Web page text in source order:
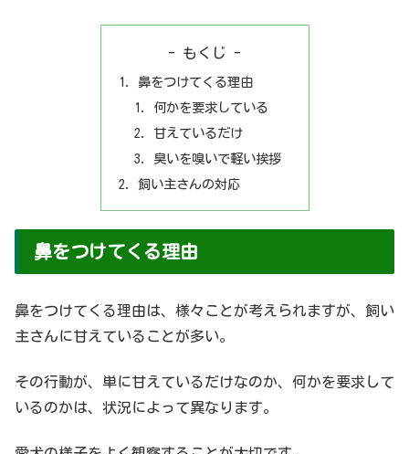
- もくじ -
鼻をつけてくる理由
何かを要求している
甘えているだけ
臭いを嗅いで軽い挨拶
飼い主さんの対応
鼻をつけてくる理由
鼻をつけてくる理由は、様々ことが考えられますが、飼い
主さんに甘えていることが多い。
その行動が、単に甘えているだけなのか、何かを要求して
いるのかは、状況によって異なります。